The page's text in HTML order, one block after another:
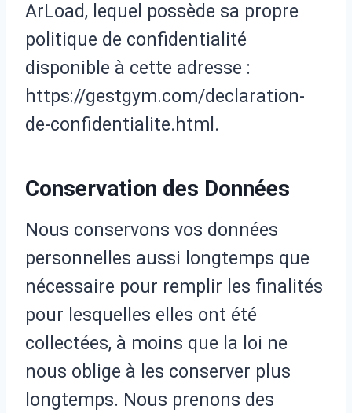
ArLoad, lequel possède sa propre
politique de confidentialité
disponible à cette adresse :
https://gestgym.com/declaration-
de-confidentialite.html.
Conservation des Données
Nous conservons vos données
personnelles aussi longtemps que
nécessaire pour remplir les finalités
pour lesquelles elles ont été
collectées, à moins que la loi ne
nous oblige à les conserver plus
longtemps. Nous prenons des